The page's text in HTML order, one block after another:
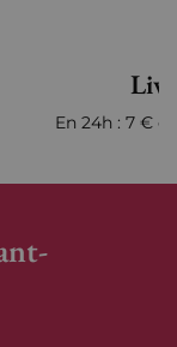
En 24h : 7 €